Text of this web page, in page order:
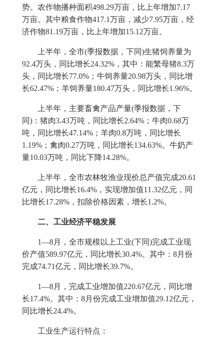
势。农作物播种面积498.29万亩，比上年增加7.17
万亩。其中粮食作物417.1万亩，减少7.95万亩，经
济作物81.19万亩，比上年增加15.12万亩。
上半年，全市(季报数据，下同)生猪饲养量为
92.4万头，同比增长24.32% ，其中：能繁母猪8.3万
头，同比增长77.0% ；牛饲养量20.98万头，同比增
长62.47% ；羊饲养量180.47万头，同比增长1.96%。
上半年，主要畜禽产品产量(季报数据，下
同) ：猪肉3.43万吨，同比增长2.64% ；牛肉0.68万
吨，同比增长47.14% ；羊肉0.8万吨，同比增长
1.19% ；禽肉0.27万吨，同比增长134.63%。牛奶产
量10.03万吨，同比下降14.28%。
上半年，全市农林牧渔业现价总产值完成20.61
亿元，同比增长16.4% ，实现增加值11.32亿元，同
比增长17.28% ，扣除价格因素，增长1.2%。
二、工业经济平稳发展
1—8月，全市规模以上工业(下同)完成工业现
价产值589.97亿元，同比增长30.4%。其中： 8月份
完成74.71亿元，同比增长39.7%。
1—8月，完成工业增加值220.67亿元，同比增
长17.4%。其中： 8月份完成工业增加值29.12亿元，
同比增长24.4%。
工业生产运行特点：